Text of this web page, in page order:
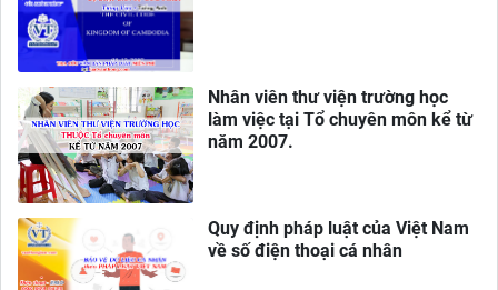
Nhân viên thư viện trường học
làm việc tại Tổ chuyên môn kể từ
năm 2007.
Quy định pháp luật của Việt Nam
về số điện thoại cá nhân